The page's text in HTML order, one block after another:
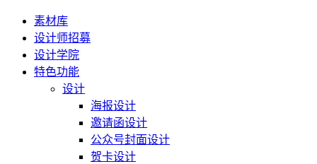
素材库
设计师招募
设计学院
特色功能
设计
海报设计
邀请函设计
公众号封面设计
贺卡设计